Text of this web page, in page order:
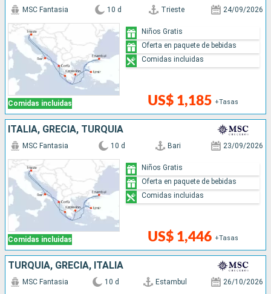
Comidas incluidas
MSC Fantasia 10 d Trieste 24/09/2026
US$ 1,185 +Tasas
Niños Gratis
Oferta en paquete de bebidas
Comidas incluidas
ITALIA, GRECIA, TURQUÍA
Comidas incluidas
MSC Fantasia 10 d Bari 23/09/2026
US$ 1,446 +Tasas
Niños Gratis
Oferta en paquete de bebidas
Comidas incluidas
TURQUÍA, GRECIA, ITALIA
MSC Fantasia 10 d Estambul 26/10/2026